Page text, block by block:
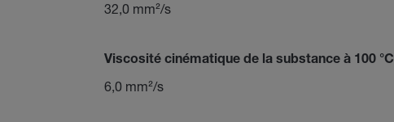
32,0 mm²/s
Viscosité cinématique de la substance à 100 °C
6,0 mm²/s